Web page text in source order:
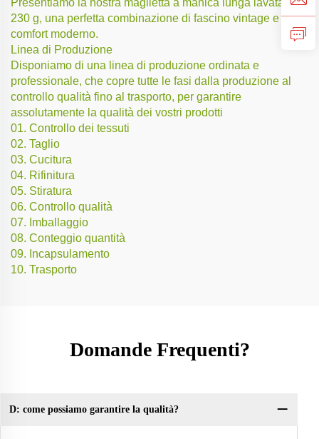
230 g, una perfetta combinazione di fascino vintage e
comfort moderno.
Linea di Produzione
Disponiamo di una linea di produzione ordinata e
professionale, che copre tutte le fasi dalla produzione al
controllo qualità fino al trasporto, per garantire
assolutamente la qualità dei vostri prodotti
01. Controllo dei tessuti
02. Taglio
03. Cucitura
04. Rifinitura
05. Stiratura
06. Controllo qualità
07. Imballaggio
08. Conteggio quantità
09. Incapsulamento
10. Trasporto
Domande Frequenti?
D: come possiamo garantire la qualità?